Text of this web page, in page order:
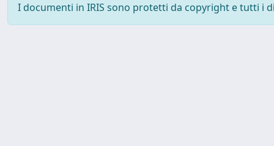
I documenti in IRIS sono protetti da copyright e tutti i